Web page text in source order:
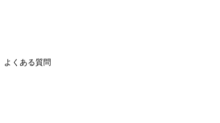
よくある質問